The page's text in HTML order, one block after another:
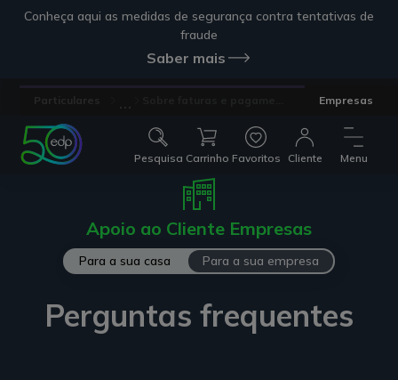
Conheça aqui as medidas de segurança contra tentativas de
fraude
Saber mais
Empresas
Pesquisa Carrinho Favoritos Cliente Menu
Apoio ao Cliente Empresas
Para a sua casa Para a sua empresa
Perguntas frequentes